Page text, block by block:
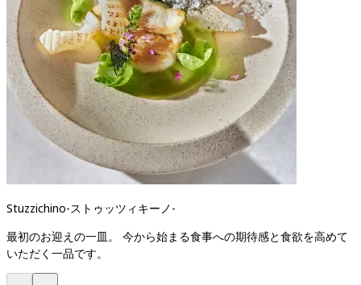
Stuzzichino-ストゥッツィキーノ -
最初のお迎えの一皿。 今から始まる食事への期待感と食欲を高めて
いただく一品です。